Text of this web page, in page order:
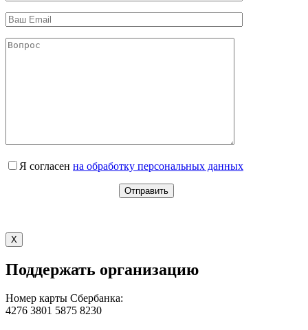
Я согласен на обработку персональных данных
X
Поддержать организацию
Номер карты Сбербанка:
4276 3801 5875 8230